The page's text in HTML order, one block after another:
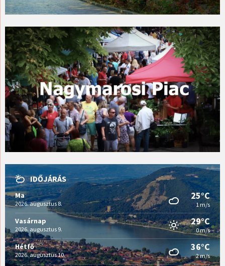
IDŐJÁRÁS
Ma
2026. augusztus 8.
25°C
1 m/s
Vasárnap
2026. augusztus 9.
29°C
0 m/s
Hétfő
2026. augusztus 10.
36°C
2 m/s